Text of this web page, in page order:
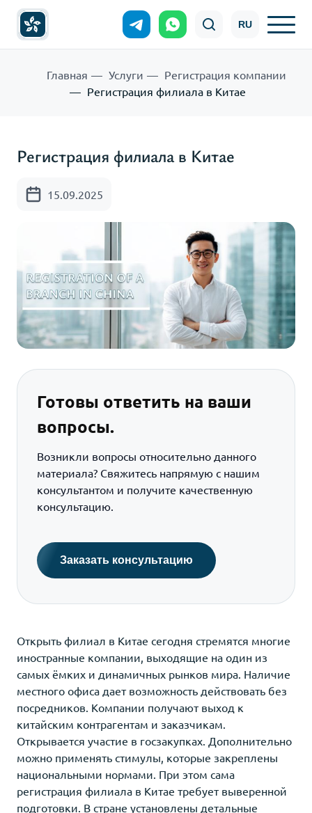
RU
Главная Услуги
Регистрация компании
Регистрация филиала в Китае
Регистрация филиала в Китае
15.09.2025
Готовы ответить на ваши
вопросы.
Возникли вопросы относительно данного
материала? Свяжитесь напрямую с нашим
консультантом и получите качественную
консультацию.
Заказать консультацию
Открыть филиал в Китае сегодня стремятся многие
иностранные компании, выходящие на один из
самых ёмких и динамичных рынков мира. Наличие
местного офиса дает возможность действовать без
посредников. Компании получают выход к
китайским контрагентам и заказчикам.
Открывается участие в госзакупках. Дополнительно
можно применять стимулы, которые закреплены
национальными нормами. При этом сама
регистрация филиала в Китае требует выверенной
подготовки. В стране установлены детальные